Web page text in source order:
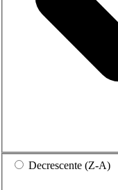
Decrescente (Z-A)